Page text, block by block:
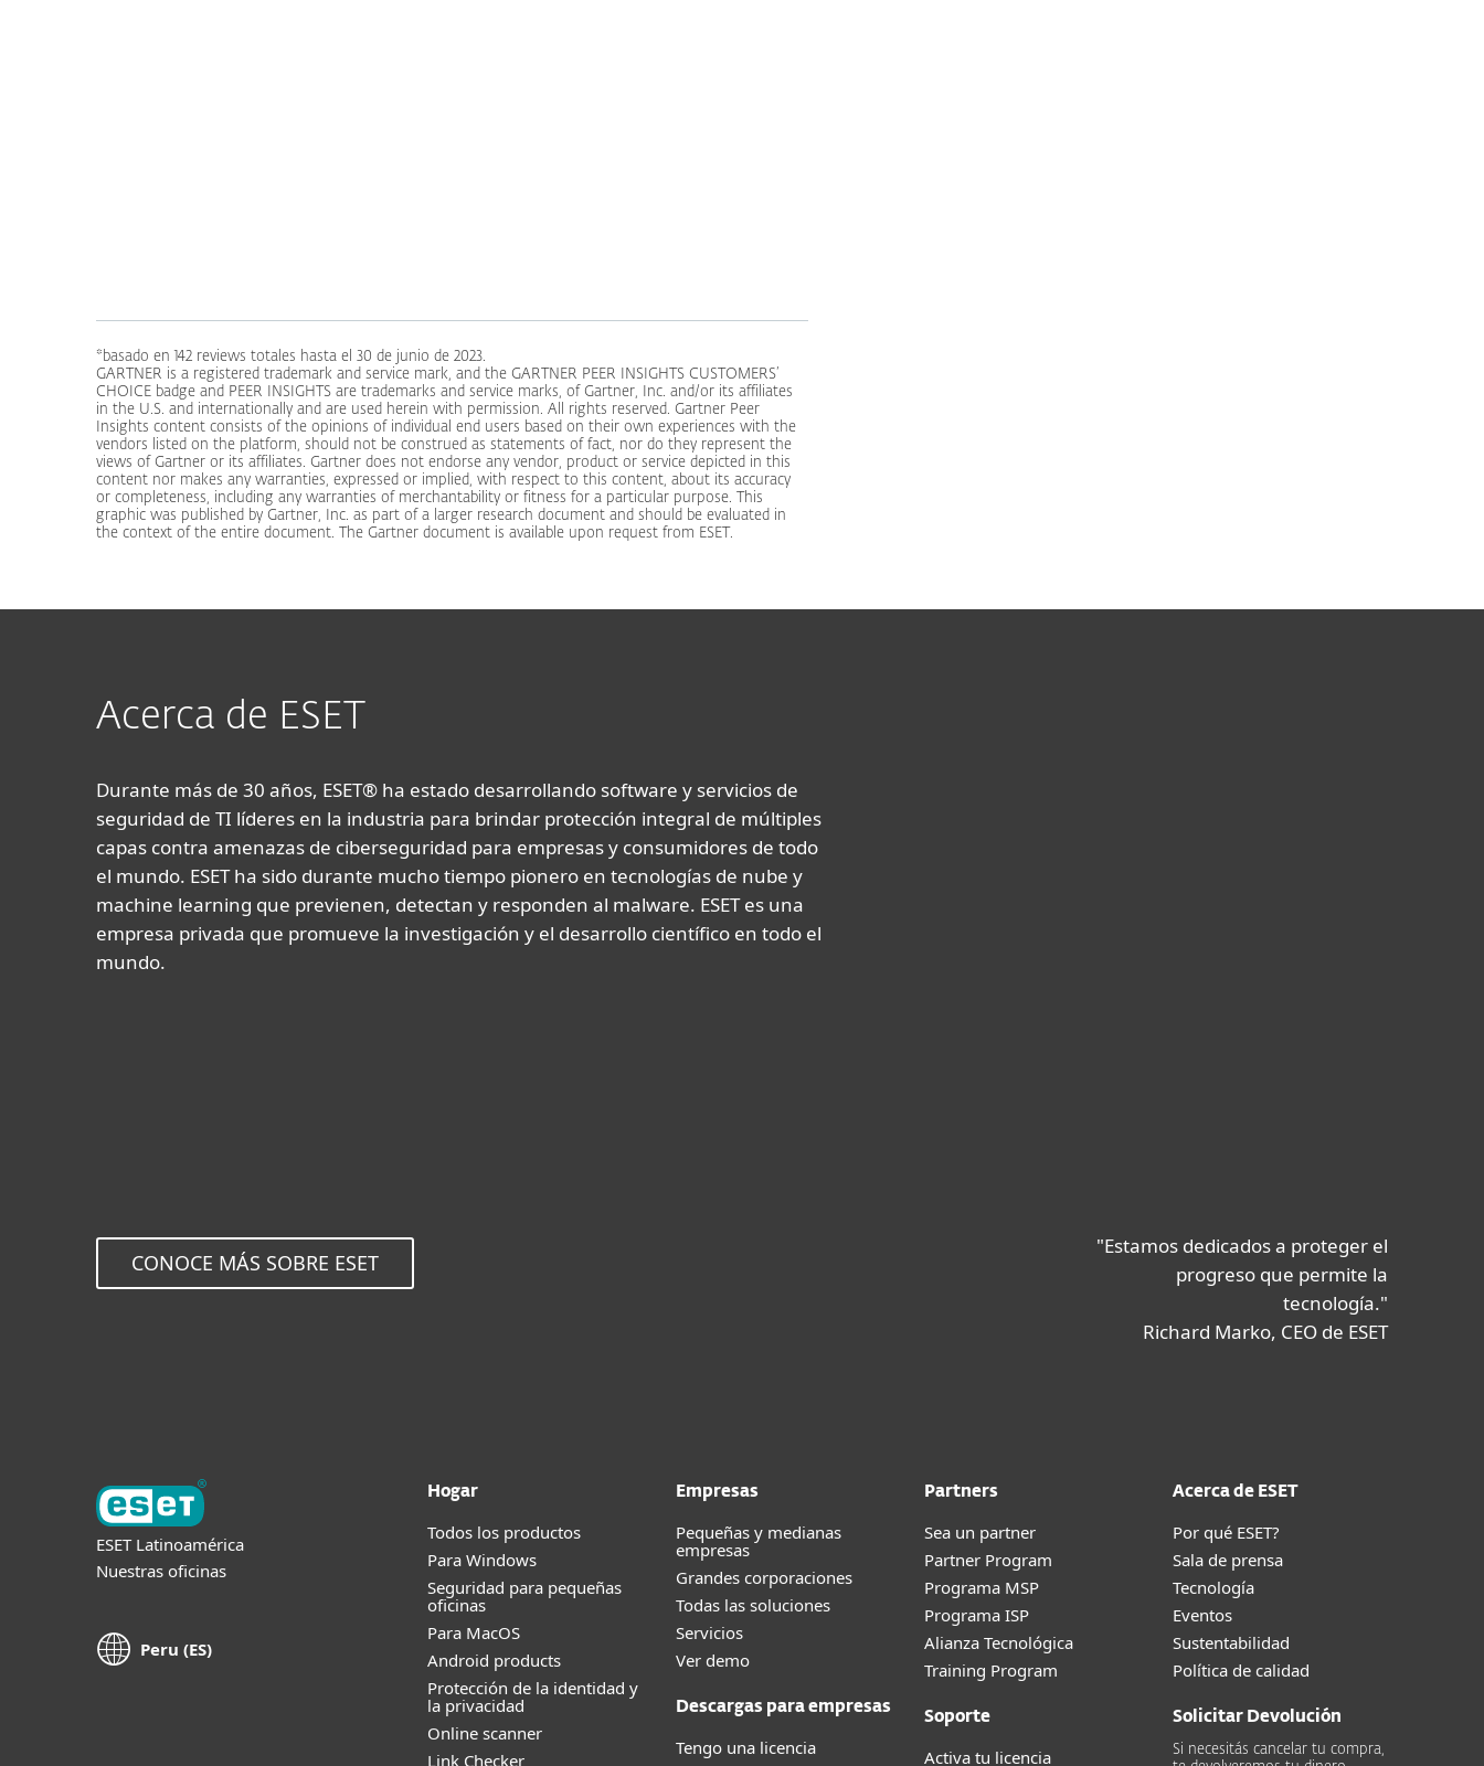
*basado en 142 reviews totales hasta el 30 de junio de 2023.
GARTNER is a registered trademark and service mark, and the GARTNER PEER INSIGHTS CUSTOMERS’
CHOICE badge and PEER INSIGHTS are trademarks and service marks, of Gartner, Inc. and/or its affiliates
in the U.S. and internationally and are used herein with permission. All rights reserved. Gartner Peer
Insights content consists of the opinions of individual end users based on their own experiences with the
vendors listed on the platform, should not be construed as statements of fact, nor do they represent the
views of Gartner or its affiliates. Gartner does not endorse any vendor, product or service depicted in this
content nor makes any warranties, expressed or implied, with respect to this content, about its accuracy
or completeness, including any warranties of merchantability or fitness for a particular purpose. This
graphic was published by Gartner, Inc. as part of a larger research document and should be evaluated in
the context of the entire document. The Gartner document is available upon request from ESET.
Acerca de ESET
Durante más de 30 años, ESET® ha estado desarrollando software y servicios de
seguridad de TI líderes en la industria para brindar protección integral de múltiples
capas contra amenazas de ciberseguridad para empresas y consumidores de todo
el mundo. ESET ha sido durante mucho tiempo pionero en tecnologías de nube y
machine learning que previenen, detectan y responden al malware. ESET es una
empresa privada que promueve la investigación y el desarrollo científico en todo el
mundo.
CONOCE MÁS SOBRE ESET
"Estamos dedicados a proteger el
progreso que permite la
tecnología."
Richard Marko, CEO de ESET
ESET Latinoamérica
Nuestras oficinas
Peru (ES)
Hogar
Todos los productos
Para Windows
Seguridad para pequeñas
oficinas
Para MacOS
Android products
Protección de la identidad y
la privacidad
Online scanner
Link Checker
Empresas
Pequeñas y medianas
empresas
Grandes corporaciones
Todas las soluciones
Servicios
Ver demo
Descargas para empresas
Tengo una licencia
Partners
Sea un partner
Partner Program
Programa MSP
Programa ISP
Alianza Tecnológica
Training Program
Soporte
Activa tu licencia
Acerca de ESET
Por qué ESET?
Sala de prensa
Tecnología
Eventos
Sustentabilidad
Política de calidad
Solicitar Devolución
Si necesitás cancelar tu compra,